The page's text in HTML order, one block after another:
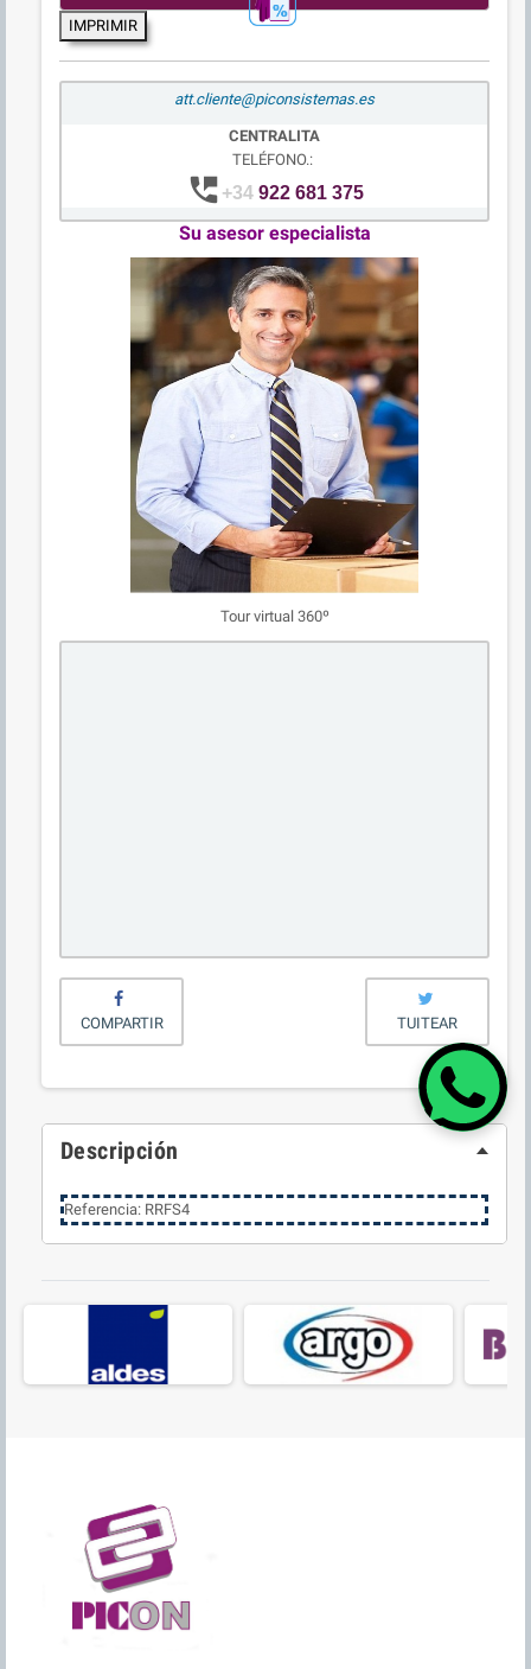
IMPRIMIR
att.cliente@piconsistemas.es
CENTRALITA
TELÉFONO.:
perm_phone_msg+34 922 681 375
Su asesor especialista
Tour virtual 360º
COMPARTIR TUITEAR
Descripción
Referencia: RRFS4